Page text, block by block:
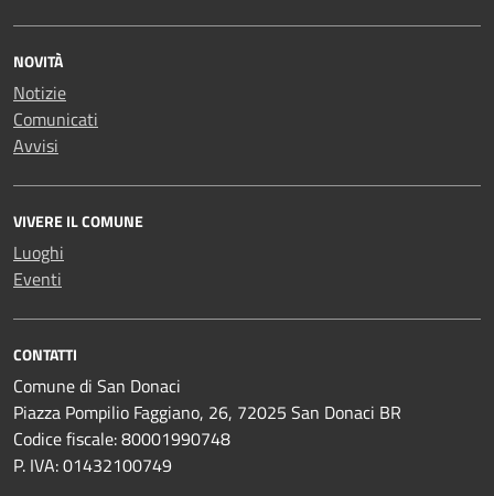
NOVITÀ
Notizie
Comunicati
Avvisi
VIVERE IL COMUNE
Luoghi
Eventi
CONTATTI
Comune di San Donaci
Piazza Pompilio Faggiano, 26, 72025 San Donaci BR
Codice fiscale: 80001990748
P. IVA: 01432100749